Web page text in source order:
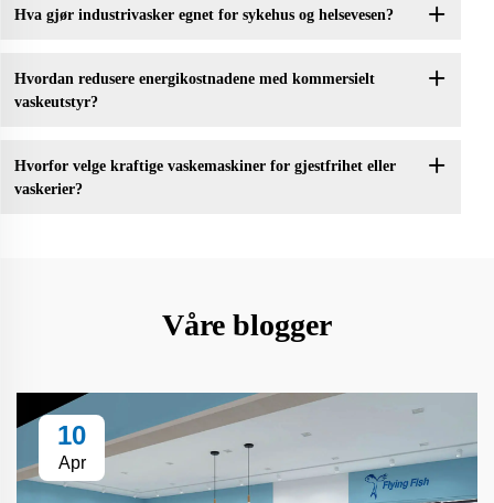
Hva gjør industrivasker egnet for sykehus og helsevesen?
Hvordan redusere energikostnadene med kommersielt
vaskeutstyr?
Hvorfor velge kraftige vaskemaskiner for gjestfrihet eller
vaskerier?
Våre blogger
10
Apr